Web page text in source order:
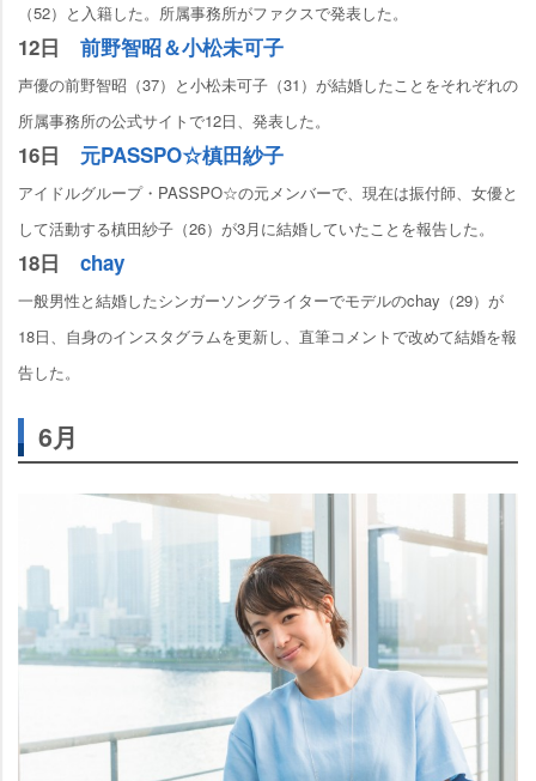
（52）と入籍した。所属事務所がファクスで発表した。
12日 前野智昭＆小松未可子
声優の前野智昭（37）と小松未可子（31）が結婚したことをそれぞれの
所属事務所の公式サイトで12日、発表した。
16日 元PASSPO☆槙田紗子
アイドルグループ・PASSPO☆の元メンバーで、現在は振付師、女優と
して活動する槙田紗子（26）が3月に結婚していたことを報告した。
18日 chay
一般男性と結婚したシンガーソングライターでモデルのchay（29）が
18日、自身のインスタグラムを更新し、直筆コメントで改めて結婚を報
告した。
6月